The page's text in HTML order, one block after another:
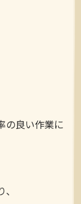
の良い作業に